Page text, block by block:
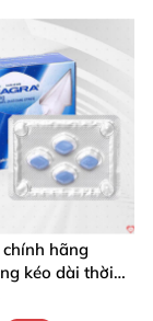
hãng
kéo dài thời